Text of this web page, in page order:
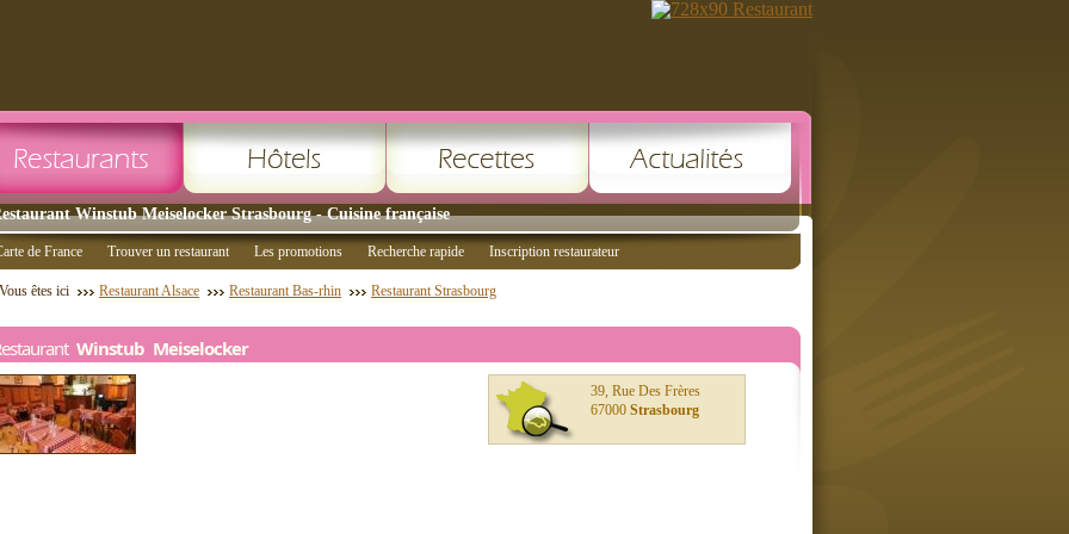
Winstub Meiselocker Strasbourg - Cuisine française
de France Trouver un restaurant Les promotions Recherche rapide Inscription restaurateur
Vous êtes ici Restaurant Alsace Restaurant Bas-rhin Restaurant Strasbourg
Winstub Meiselocker
39, Rue Des Frères
67000 Strasbourg